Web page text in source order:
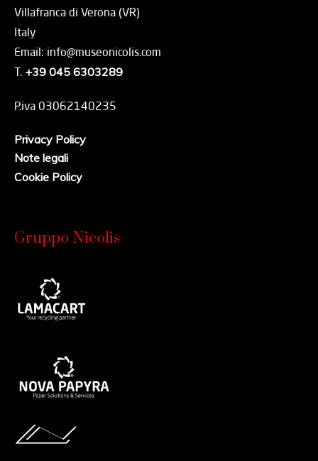
Villafranca di Verona (VR)
Italy
Email: info@museonicolis.com
T. +39 045 6303289
P.iva 03062140235
Privacy Policy
Note legali
Cookie Policy
Gruppo Nicolis